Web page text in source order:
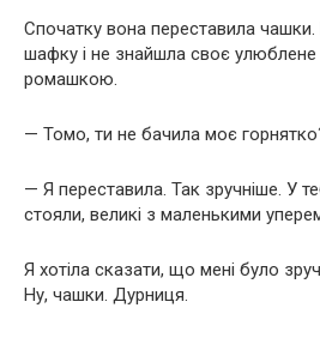
Спочатку вона переставила чашки.
шафку і не знайшла своє улюблене
ромашкою.
— Томо, ти не бачила моє
— Я переставила. Так зручніше. У
стояли, великі з маленькими
Я хотіла сказати, що мені було
Ну, чашки. Дурниця.